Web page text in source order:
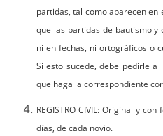
partidas, tal como aparecen en
que las partidas de bautismo
ni en fechas, ni ortográficos o
Si esto sucede, debe pedirle
que haga la correspondiente
REGISTRO CIVIL: Original y
días, de cada novio.